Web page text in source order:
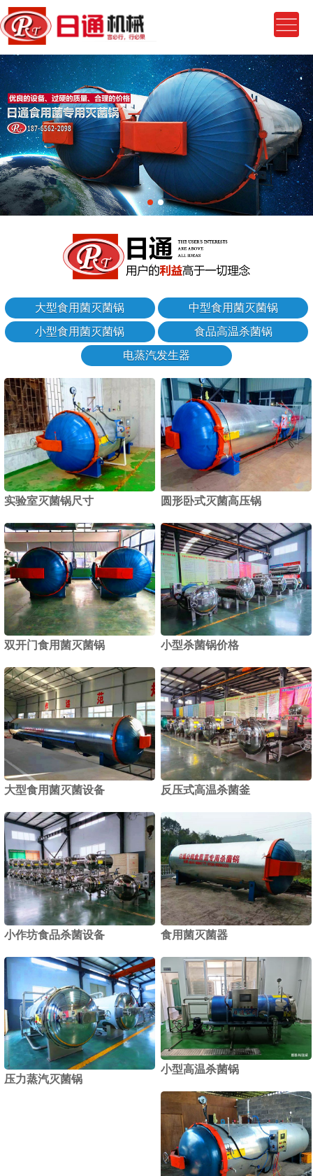
1 2
大型食用菌灭菌锅
中型食用菌灭菌锅
小型食用菌灭菌锅
食品高温杀菌锅
电蒸汽发生器
实验室灭菌锅尺寸 圆形卧式灭菌高压锅
双开门食用菌灭菌锅 小型杀菌锅价格
大型食用菌灭菌设备 反压式高温杀菌釜
小作坊食品杀菌设备 食用菌灭菌器
压力蒸汽灭菌锅
小型高温杀菌锅